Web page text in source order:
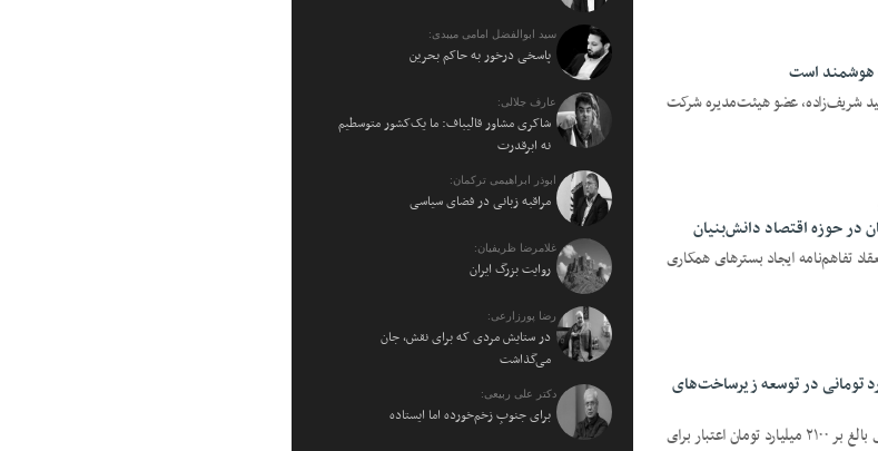
هوشمند است
شریف‌زاده، عضو هیئت‌مدیره شرکت
در حوزه اقتصاد دانش‌بنیان
۲۳ تیرماه در جلسه انعقاد تفاهم‌نامه ایجاد بسترهای همکاری
شبکه برق یزد با سرمایه‌گذاری ۲۱۰۰ میلیارد تومانی در توسعه زیرساخت‌های
یزدفردا؛ معاون طرح و توسعه شرکت برق منطقه‌ای یزد: هزینه‌ای بالغ بر ۲۱۰۰ میلیارد تومان اعتبار برای
سید ابوالفضل امامی میبدی:
پاسخی درخور به حاکم بحرین
عارف جلالی:
شاکری مشاور قالیباف: ما یک‌کشور متوسطیم
نه ابرقدرت
ابوذر ابراهیمی ترکمان:
مراقبه زبانی در فضای سیاسی
غلامرضا ظریفیان:
روایت بزرگ ایران
رضا پورزارعی:
در ستایش مردی که برای نقش، جان
می‌گذاشت
دکتر علی ربیعی:
برای جنوبِ زخم‌خورده اما ایستاده